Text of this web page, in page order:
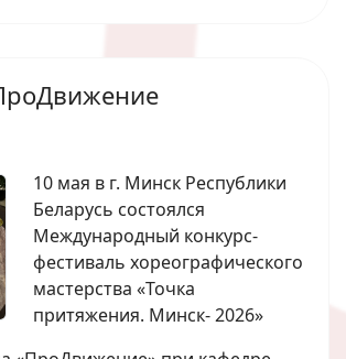
10 мая в г. Минск Республики
Беларусь состоялся
Международный конкурс-
фестиваль хореографического
мастерства «Точка
притяжения. Минск- 2026»